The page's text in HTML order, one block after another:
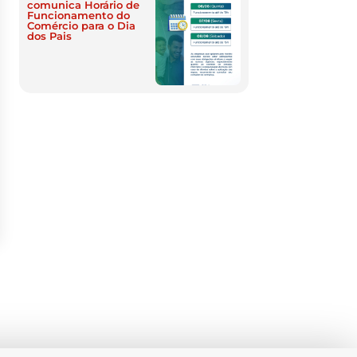
comunica Horário de
Funcionamento do
Comércio para o Dia
dos Pais